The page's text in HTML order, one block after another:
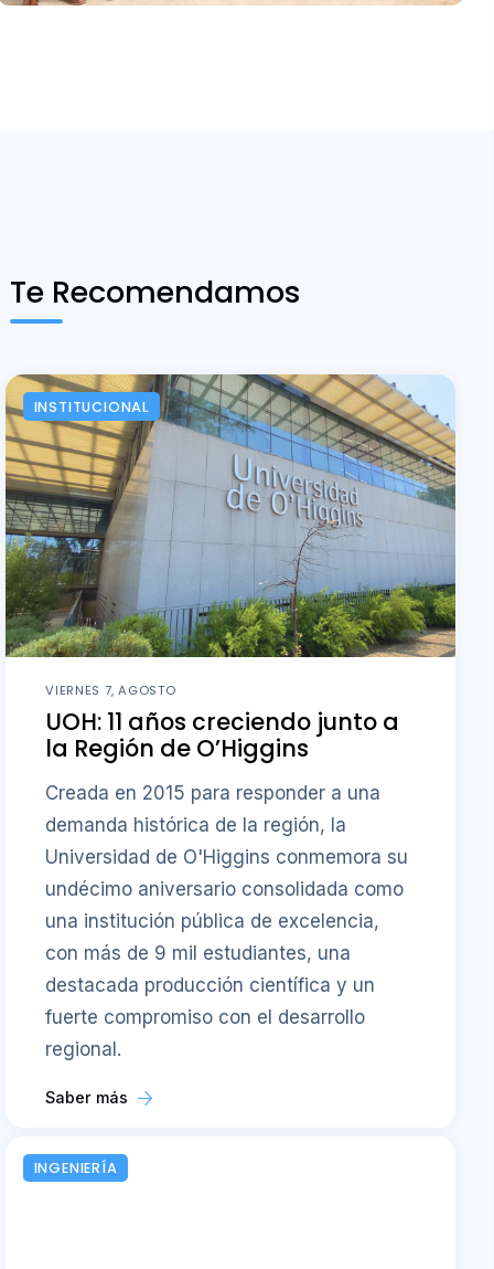
Te Recomendamos
INSTITUCIONAL
VIERNES 7, AGOSTO
UOH: 11 años creciendo junto a
la Región de O’Higgins
Creada en 2015 para responder a una
demanda histórica de la región, la
Universidad de O'Higgins conmemora su
undécimo aniversario consolidada como
una institución pública de excelencia,
con más de 9 mil estudiantes, una
destacada producción científica y un
fuerte compromiso con el desarrollo
regional.
Saber más
INGENIERÍA